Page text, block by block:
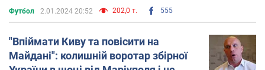
Футбол 2.01.2024 20:52 202,0 т. 555
"Впіймати Киву та повісити на
Майдані": колишній воротар збірної